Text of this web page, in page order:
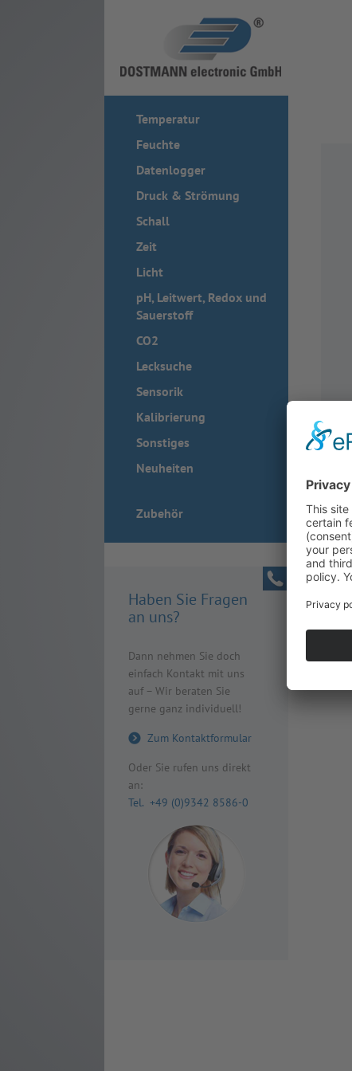
Temperatur
Feuchte
Datenlogger
Druck & Strömung
Schall
Zeit
Licht
pH, Leitwert, Redox und
Sauerstoff
CO2
Lecksuche
Sensorik
Kalibrierung
Sonstiges
Neuheiten
Zubehör
Haben Sie Fragen
an uns?
Dann nehmen Sie doch
einfach Kontakt mit uns
auf – Wir beraten Sie
gerne ganz individuell!
Zum Kontaktformular
Oder Sie rufen uns direkt
an:
Tel. +49 (0)9342 8586-0